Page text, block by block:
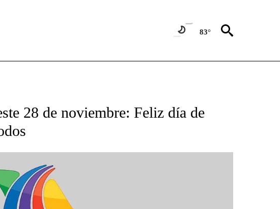
83°
ABOUT NEW PAGES ON "NOTICIAS".
28 de noviembre: Feliz día de